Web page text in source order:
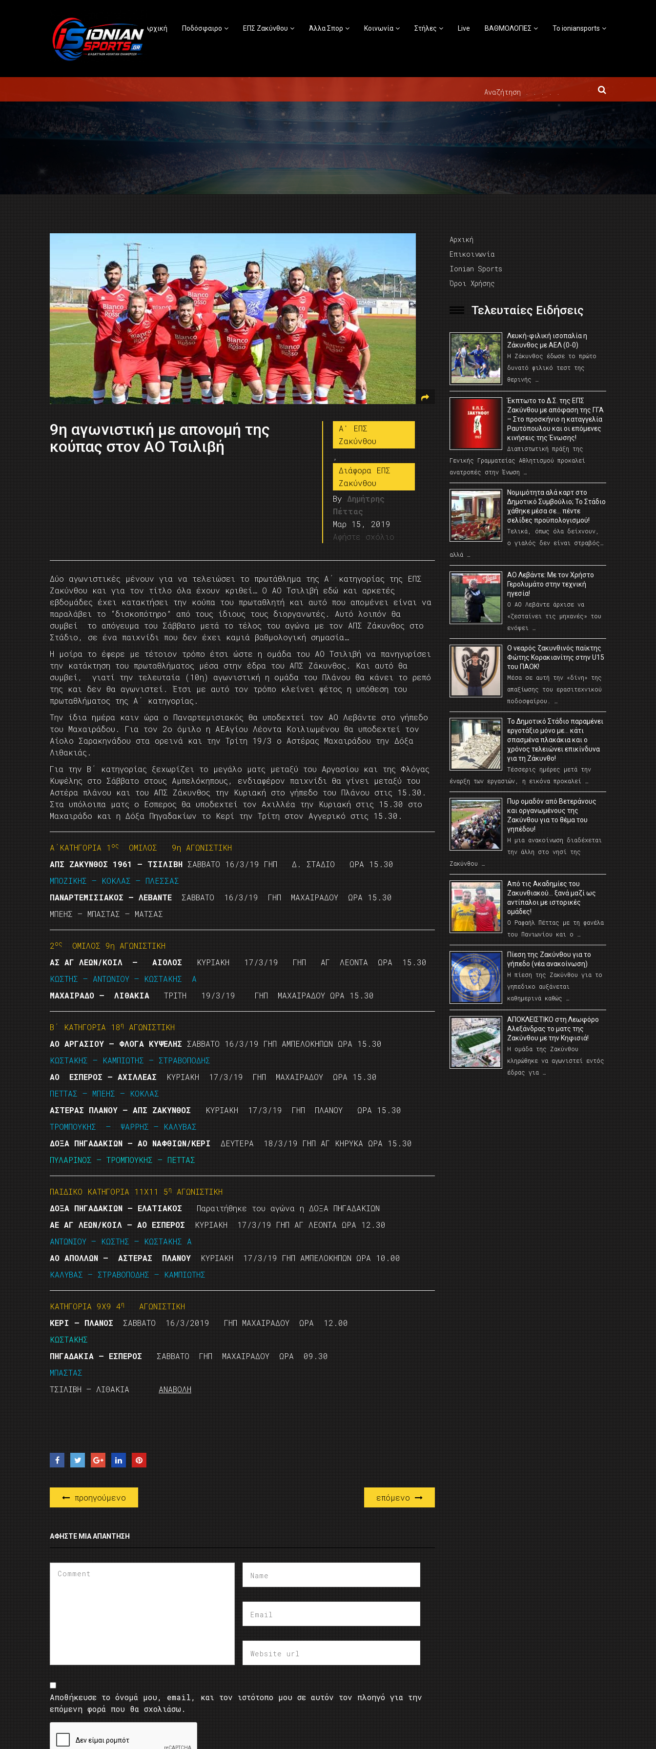
Αρχική Ποδόσφαιρο ΕΠΣ Ζακύνθου Άλλα Σπορ Κοινωνία Στήλες Live ΒΑΘΜΟΛΟΓΙΕΣ Το ioniansports
9η αγωνιστική με απονομή της
κούπας στον ΑΟ Τσιλιβή
A' ΕΠΣ
Ζακύνθου
,
Διάφορα ΕΠΣ
Ζακύνθου
By Δημήτρης
Πέττας
Μαρ 15, 2019
Αφήστε σχόλιο
Δύο αγωνιστικές μένουν για να τελειώσει το πρωτάθλημα της Α΄ κατηγορίας της ΕΠΣ
Ζακύνθου και για τον τίτλο όλα έχουν κριθεί… Ο ΑΟ Τσιλιβή εδώ και αρκετές
εβδομάδες έχει κατακτήσει την κούπα του πρωταθλητή και αυτό που απομένει είναι να
παραλάβει το “δισκοπότηρο” από τους ίδιους τους διοργανωτές. Αυτό λοιπόν θα
συμβεί το απόγευμα του Σάββατο μετά το τέλος του αγώνα με τον ΑΠΣ Ζάκυνθος στο
Στάδιο, σε ένα παιχνίδι που δεν έχει καμιά βαθμολογική σημασία…
Η μοίρα το έφερε με τέτοιον τρόπο έτσι ώστε η ομάδα του ΑΟ Τσιλιβή να πανηγυρίσει
την κατάκτηση του πρωταθλήματος μέσα στην έδρα του ΑΠΣ Ζάκυνθος. Και αυτό θα
συμβεί, γιατί την τελευταία (10η) αγωνιστική η ομάδα του Πλάνου θα κάνει το ρεπό
της και δεν θα αγωνιστεί. Έτσι με αυτό τον τρόπο κλείνει φέτος η υπόθεση του
πρωταθλήματος της Α΄ κατηγορίας.
Την ίδια ημέρα καιν ώρα ο Παναρτεμισιακός θα υποδεχτεί τον ΑΟ Λεβάντε στο γήπεδο
του Μαχαιράδου. Για τον 2ο όμιλο η ΑΕΑγίου Λέοντα Κοιλιωμένου θα υποδεχτεί τον
Αίολο Σαρακηνάδου στα ορεινά και την Τρίτη 19/3 ο Αστέρας Μαχαιράδου την Δόξα
Λιθακιάς.
Για την Β΄ κατηγορίας ξεχωρίζει το μεγάλο ματς μεταξύ του Αργασίου και της Φλόγας
Κυψέλης στο Σάββατο στους Αμπελόκηπους, ενδιαφέρον παιχνίδι θα γίνει μεταξύ του
Αστέρα πλάνου και του ΑΠΣ Ζάκυνθος την Κυριακή στο γήπεδο του Πλάνου στις 15.30.
Στα υπόλοιπα ματς ο Εσπερος θα υποδεχτεί τον Αχιλλέα την Κυριακή στις 15.30 στο
Μαχαιράδο και η Δόξα Πηγαδακίων το Κερί την Τρίτη στον Αγγερικό στις 15.30.
Α΄ΚΑΤΗΓΟΡΙΑ 1 ος
ΟΜΙΛΟΣ 9η ΑΓΩΝΙΣΤΙΚΗ
ΑΠΣ ΖΑΚΥΝΘΟΣ 1961 – ΤΣΙΛΙΒΗ ΣΑΒΒΑΤΟ 16/3/19 ΓΗΠ Δ. ΣΤΑΔΙΟ ΩΡΑ 15.30
ΜΠΟΖΙΚΗΣ – ΚΟΚΛΑΣ – ΠΛΕΣΣΑΣ
ΠΑΝΑΡΤΕΜΙΣΙΑΚΟΣ – ΛΕΒΑΝΤΕ ΣΑΒΒΑΤΟ 16/3/19 ΓΗΠ ΜΑΧΑΙΡΑΔΟΥ ΩΡΑ 15.30
ΜΠΕΗΣ – ΜΠΑΣΤΑΣ – ΜΑΤΣΑΣ
2ος
ΟΜΙΛΟΣ 9η ΑΓΩΝΙΣΤΙΚΗ
ΑΣ ΑΓ ΛΕΩΝ/ΚΟΙΛ – ΑΙΟΛΟΣ ΚΥΡΙΑΚΗ 17/3/19 ΓΗΠ ΑΓ ΛΕΟΝΤΑ ΩΡΑ 15.30
ΚΩΣΤΗΣ – ΑΝΤΩΝΙΟΥ – ΚΩΣΤΑΚΗΣ Α
ΜΑΧΑΙΡΑΔΟ – ΛΙΘΑΚΙΑ ΤΡΙΤΗ 19/3/19 ΓΗΠ ΜΑΧΑΙΡΑΔΟΥ ΩΡΑ 15.30
Β΄ ΚΑΤΗΓΟΡΙΑ 18η
ΑΓΩΝΙΣΤΙΚΗ
ΑΟ ΑΡΓΑΣΙΟΥ – ΦΛΟΓΑ ΚΥΨΕΛΗΣ ΣΑΒΒΑΤΟ 16/3/19 ΓΗΠ ΑΜΠΕΛΟΚΗΠΩΝ ΩΡΑ 15.30
ΚΩΣΤΑΚΗΣ – ΚΑΜΠΙΩΤΗΣ – ΣΤΡΑΒΟΠΟΔΗΣ
ΑΟ ΕΣΠΕΡΟΣ – ΑΧΙΛΛΕΑΣ ΚΥΡΙΑΚΗ 17/3/19 ΓΗΠ ΜΑΧΑΙΡΑΔΟΥ ΩΡΑ 15.30
ΠΕΤΤΑΣ – ΜΠΕΗΣ – ΚΟΚΛΑΣ
ΑΣΤΕΡΑΣ ΠΛΑΝΟΥ – ΑΠΣ ΖΑΚΥΝΘΟΣ ΚΥΡΙΑΚΗ 17/3/19 ΓΗΠ ΠΛΑΝΟΥ ΩΡΑ 15.30
ΤΡΟΜΠΟΥΚΗΣ – ΨΑΡΡΗΣ – ΚΑΛΥΒΑΣ
ΔΟΞΑ ΠΗΓΑΔΑΚΙΩΝ – ΑΟ ΝΑΦΘΙΩΝ/ΚΕΡΙ ΔΕΥΤΕΡΑ 18/3/19 ΓΗΠ ΑΓ ΚΗΡΥΚΑ ΩΡΑ 15.30
ΠΥΛΑΡΙΝΟΣ – ΤΡΟΜΠΟΥΚΗΣ – ΠΕΤΤΑΣ
ΠΑΙΔΙΚΟ ΚΑΤΗΓΟΡΙΑ 11Χ11 5η
ΑΓΩΝΙΣΤΙΚΗ
ΔΟΞΑ ΠΗΓΑΔΑΚΙΩΝ – ΕΛΑΤΙΑΚΟΣ Παραιτήθηκε του αγώνα η ΔΟΞΑ ΠΗΓΑΔΑΚΙΩΝ
ΑΕ ΑΓ ΛΕΩΝ/ΚΟΙΛ – ΑΟ ΕΣΠΕΡΟΣ
ΚΥΡΙΑΚΗ 17/3/19 ΓΗΠ ΑΓ ΛΕΟΝΤΑ ΩΡΑ 12.30
ΑΝΤΩΝΙΟΥ – ΚΩΣΤΗΣ – ΚΩΣΤΑΚΗΣ Α
ΑΟ ΑΠΟΛΛΩΝ – ΑΣΤΕΡΑΣ ΠΛΑΝΟΥ ΚΥΡΙΑΚΗ 17/3/19 ΓΗΠ ΑΜΠΕΛΟΚΗΠΩΝ ΩΡΑ 10.00
ΚΑΛΥΒΑΣ – ΣΤΡΑΒΟΠΟΔΗΣ – ΚΑΜΠΙΩΤΗΣ
ΚΑΤΗΓΟΡΙΑ 9Χ9 4η
ΑΓΩΝΙΣΤΙΚΗ
ΚΕΡΙ – ΠΛΑΝΟΣ ΣΑΒΒΑΤΟ 16/3/2019 ΓΗΠ ΜΑΧΑΙΡΑΔΟΥ ΩΡΑ 12.00
ΚΩΣΤΑΚΗΣ
ΠΗΓΑΔΑΚΙΑ – ΕΣΠΕΡΟΣ ΣΑΒΒΑΤΟ ΓΗΠ ΜΑΧΑΙΡΑΔΟΥ ΩΡΑ 09.30
ΜΠΑΣΤΑΣ
ΤΣΙΛΙΒΗ – ΛΙΘΑΚΙΑ ΑΝΑΒΟΛΗ
προηγούμενο επόμενο
ΑΦΉΣΤΕ ΜΙΑ ΑΠΆΝΤΗΣΗ
Αποθήκευσε το όνομά μου, email, και τον ιστότοπο μου σε αυτόν τον πλοηγό για την
επόμενη φορά που θα σχολιάσω.
Αρχική
Επικοινωνία
Ionian Sports
Όροι Χρήσης
Τελευταίες Ειδήσεις
Λευκή-φιλική ισοπαλία η
Ζάκυνθος με ΑΕΛ (0-0)
Η Ζάκυνθος έδωσε το πρώτο
δυνατό φιλικό τεστ της
θερινής …
Έκπτωτο το Δ.Σ. της ΕΠΣ
Ζακύνθου με απόφαση της ΓΓΑ
– Στο προσκήνιο η καταγγελία
Ραυτόπουλου και οι επόμενες
κινήσεις της Ένωσης!
Διαπιστωτική πράξη της
Γενικής Γραμματείας Αθλητισμού προκαλεί
ανατροπές στην Ένωση …
Νομιμότητα αλά καρτ στο
Δημοτικό Συμβούλιο; Το Στάδιο
χάθηκε μέσα σε… πέντε
σελίδες προϋπολογισμού!
Τελικά, όπως όλα δείχνουν,
ο γιαλός δεν είναι στραβός…
αλλά …
ΑΟ Λεβάντε: Με τον Χρήστο
Γερολυμάτο στην τεχνική
ηγεσία!
Ο ΑΟ Λεβάντε άρχισε να
«ζεσταίνει τις μηχανές» του
ενόψει …
O νεαρός ζακυνθινός παίκτης
Φώτης Κορακιανίτης στην U15
του ΠΑΟΚ!
Μέσα σε αυτή την «δίνη» της
απαξίωσης του ερασιτεχνικού
ποδοσφαίρου. …
Το Δημοτικό Στάδιο παραμένει
εργοτάξιο μόνο με… κάτι
σπασμένα πλακάκια και ο
χρόνος τελειώνει επικίνδυνα
για τη Ζάκυνθο!
Τέσσερις ημέρες μετά την
έναρξη των εργασιών, η εικόνα προκαλεί …
Πυρ ομαδόν από Βετεράνους
και οργανωμένους της
Ζακύνθου για το θέμα του
γηπέδου!
Η μια ανακοίνωση διαδέχεται
την άλλη στο νησί της
Ζακύνθου …
Από τις Ακαδημίες του
Ζακυνθιακού… ξανά μαζί ως
αντίπαλοι με ιστορικές
ομάδες!
Ο Ραφαήλ Πέττας με τη φανέλα
του Πανιωνίου και ο …
Πίεση της Ζακύνθου για το
γήπεδο (νέα ανακοίνωση)
Η πίεση της Ζακύνθου για το
γηπεδικο αυξάνεται
καθημερινά καθώς …
AΠΟΚΛΕΙΣΤΙΚΟ στη Λεωφόρο
Αλεξάνδρας το ματς της
Ζακύνθου με την Κηφισιά!
Η ομάδα της Ζακύνθου
κληρώθηκε να αγωνιστεί εντός
έδρας για …